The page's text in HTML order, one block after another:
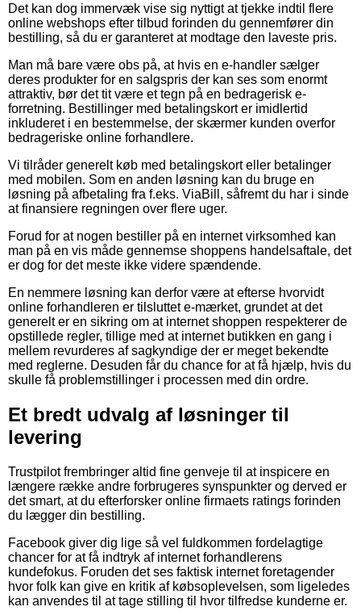
Det kan dog immervæk vise sig nyttigt at tjekke indtil flere
online webshops efter tilbud forinden du gennemfører din
bestilling, så du er garanteret at modtage den laveste pris.
Man må bare være obs på, at hvis en e-handler sælger
deres produkter for en salgspris der kan ses som enormt
attraktiv, bør det tit være et tegn på en bedragerisk e-
forretning. Bestillinger med betalingskort er imidlertid
inkluderet i en bestemmelse, der skærmer kunden overfor
bedrageriske online forhandlere.
Vi tilråder generelt køb med betalingskort eller betalinger
med mobilen. Som en anden løsning kan du bruge en
løsning på afbetaling fra f.eks. ViaBill, såfremt du har i sinde
at finansiere regningen over flere uger.
Forud for at nogen bestiller på en internet virksomhed kan
man på en vis måde gennemse shoppens handelsaftale, det
er dog for det meste ikke videre spændende.
En nemmere løsning kan derfor være at efterse hvorvidt
online forhandleren er tilsluttet e-mærket, grundet at det
generelt er en sikring om at internet shoppen respekterer de
opstillede regler, tillige med at internet butikken en gang i
mellem revurderes af sagkyndige der er meget bekendte
med reglerne. Desuden får du chance for at få hjælp, hvis du
skulle få problemstillinger i processen med din ordre.
Et bredt udvalg af løsninger til
levering
Trustpilot frembringer altid fine genveje til at inspicere en
længere række andre forbrugeres synspunkter og derved er
det smart, at du efterforsker online firmaets ratings forinden
du lægger din bestilling.
Facebook giver dig lige så vel fuldkommen fordelagtige
chancer for at få indtryk af internet forhandlerens
kundefokus. Foruden det ses faktisk internet foretagender
hvor folk kan give en kritik af købsoplevelsen, som ligeledes
kan anvendes til at tage stilling til hvor tilfredse kunderne er.